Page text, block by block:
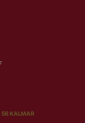
56 KALMAR